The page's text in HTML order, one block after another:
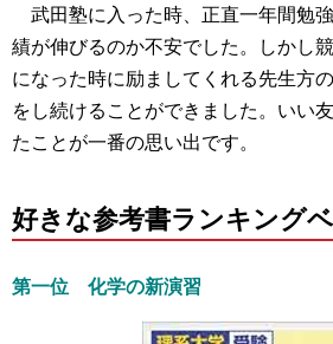
武田塾に入った時、正直一年間勉
績が伸びるのか不安でした。しかし
になった時に励ましてくれる先生方
をし続けることができました。いい
たことが一番の思い出です。
好きな参考書ランキングベ
第一位 化学の新演習